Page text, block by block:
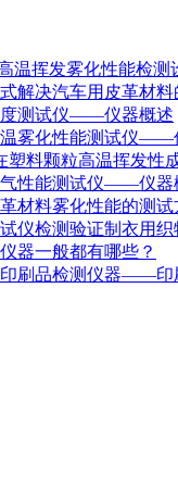
温挥发雾化性能检
解决汽车用皮革材
度测试仪——仪器概述
雾化性能测试仪——
塑料颗粒高温挥发性
性能测试仪——仪器
材料雾化性能的测试
仪检测验证制衣用
器一般都有哪些？
刷品检测仪器——印